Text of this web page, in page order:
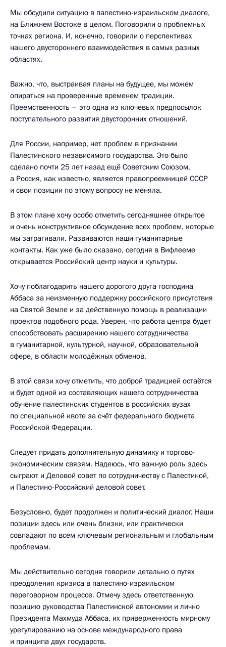
Мы обсудили ситуацию в палестино-израильском диалоге,
на Ближнем Востоке в целом. Поговорили о проблемных
точках региона. И, конечно, говорили о перспективах
нашего двустороннего взаимодействия в самых разных
областях.
Важно, что, выстраивая планы на будущее, мы можем
опираться на проверенные временем традиции.
Преемственность – это одна из ключевых предпосылок
поступательного развития двусторонних отношений.
Для России, например, нет проблем в признании
Палестинского независимого государства. Это было
сделано почти 25 лет назад ещё Советским Союзом,
а Россия, как известно, является правопреемницей СССР
и свои позиции по этому вопросу не меняла.
В этом плане хочу особо отметить сегодняшнее открытое
и очень конструктивное обсуждение всех проблем, которые
мы затрагивали. Развиваются наши гуманитарные
контакты. Как уже было сказано, сегодня в Вифлееме
открывается Российский центр науки и культуры.
Хочу поблагодарить нашего дорогого друга господина
Аббаса за неизменную поддержку российского присутствия
на Святой Земле и за действенную помощь в реализации
проектов подобного рода. Уверен, что работа центра будет
способствовать расширению нашего сотрудничества
в гуманитарной, культурной, научной, образовательной
сфере, в области молодёжных обменов.
В этой связи хочу отметить, что доброй традицией остаётся
и будет одной из составляющих нашего сотрудничества
обучение палестинских студентов в российских вузах
по специальной квоте за счёт федерального бюджета
Российской Федерации.
Следует придать дополнительную динамику и торгово-
экономическим связям. Надеюсь, что важную роль здесь
сыграют и Деловой совет по сотрудничеству с Палестиной,
и Палестино-Российский деловой совет.
Безусловно, будет продолжен и политический диалог. Наши
позиции здесь или очень близки, или практически
совпадают по всем ключевым региональным и глобальным
проблемам.
Мы действительно сегодня говорили детально о путях
преодоления кризиса в палестино-израильском
переговорном процессе. Отмечу здесь ответственную
позицию руководства Палестинской автономии и лично
Президента Махмуда Аббаса, их приверженность мирному
урегулированию на основе международного права
и принципа двух государств.